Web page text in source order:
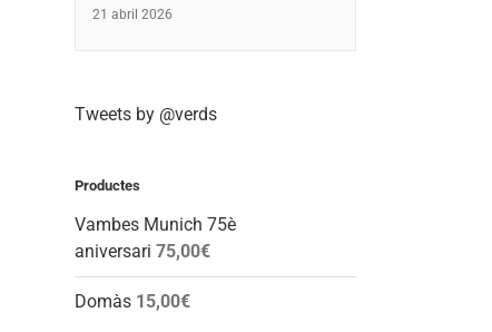
21 abril 2026
Tweets by @verds
Productes
Vambes Munich 75è
aniversari 75,00€
Domàs 15,00€